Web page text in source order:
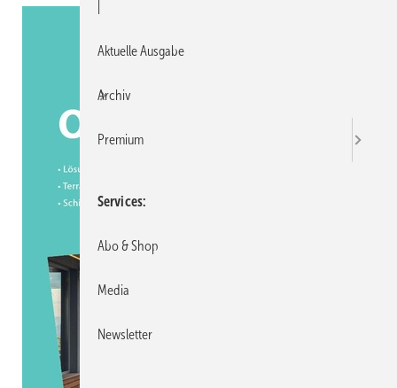
Aktuelle Ausgabe
Archiv
Premium
Services
Abo & Shop
Media
Newsletter